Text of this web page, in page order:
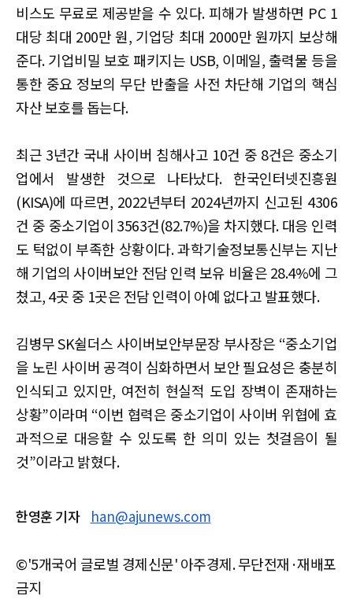
비스도 무료로 제공받을 수 있다. 피해가 발생하면 PC 1
대당 최대 200만 원, 기업당 최대 2000만 원까지 보상해
준다. 기업비밀 보호 패키지는 USB, 이메일, 출력물 등을
통한 중요 정보의 무단 반출을 사전 차단해 기업의 핵심
자산 보호를 돕는다.
최근 3년간 국내 사이버 침해사고 10건 중 8건은 중소기
업에서 발생한 것으로 나타났다. 한국인터넷진흥원
(KISA)에 따르면, 2022년부터 2024년까지 신고된 4306
건 중 중소기업이 3563건(82.7%)을 차지했다. 대응 인력
도 턱없이 부족한 상황이다. 과학기술정보통신부는 지난
해 기업의 사이버보안 전담 인력 보유 비율은 28.4%에 그
쳤고, 4곳 중 1곳은 전담 인력이 아예 없다고 발표했다.
김병무 SK쉴더스 사이버보안부문장 부사장은 “중소기업
을 노린 사이버 공격이 심화하면서 보안 필요성은 충분히
인식되고 있지만, 여전히 현실적 도입 장벽이 존재하는
상황”이라며 “이번 협력은 중소기업이 사이버 위협에 효
과적으로 대응할 수 있도록 한 의미 있는 첫걸음이 될
것”이라고 밝혔다.
한영훈 기자 han@ajunews.com
©'5개국어 글로벌 경제신문' 아주경제. 무단전재·재배포
금지